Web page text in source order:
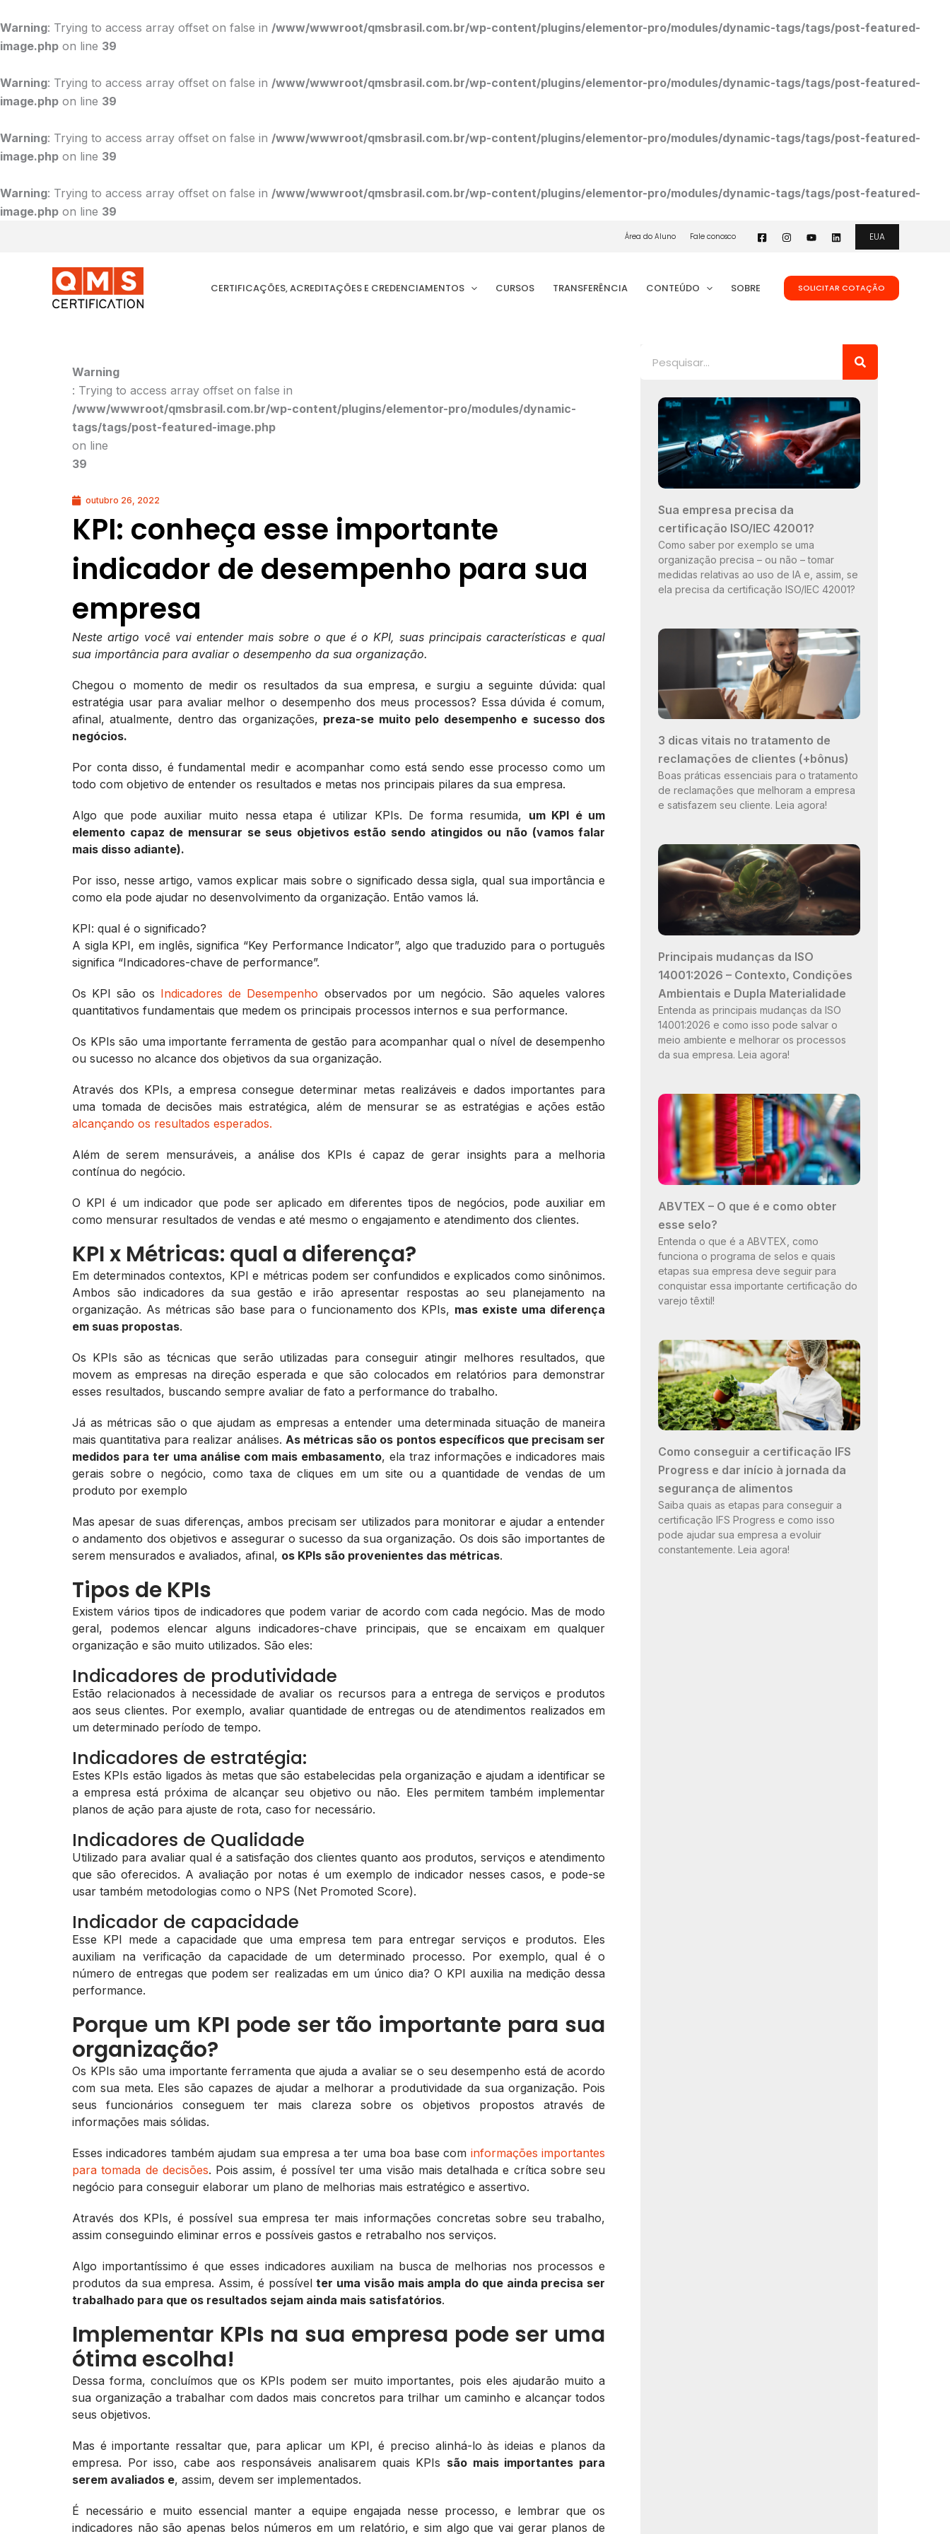
Warning: Trying to access array offset on false in /www/wwwroot/qmsbrasil.com.br/wp-content/plugins/elementor-pro/modules/dynamic-tags/tags/post-featured-
image.php on line 39
Warning: Trying to access array offset on false in /www/wwwroot/qmsbrasil.com.br/wp-content/plugins/elementor-pro/modules/dynamic-tags/tags/post-featured-
image.php on line 39
Warning: Trying to access array offset on false in /www/wwwroot/qmsbrasil.com.br/wp-content/plugins/elementor-pro/modules/dynamic-tags/tags/post-featured-
image.php on line 39
Warning: Trying to access array offset on false in /www/wwwroot/qmsbrasil.com.br/wp-content/plugins/elementor-pro/modules/dynamic-tags/tags/post-featured-
image.php on line 39
para
o
Área do Aluno Fale conosco EUA
CERTIFICAÇÕES, ACREDITAÇÕES E CREDENCIAMENTOS CURSOS TRANSFERÊNCIA CONTEÚDO SOBRE SOLICITAR COTAÇÃO
Warning
: Trying to access array offset on false in
/www/wwwroot/qmsbrasil.com.br/wp-content/plugins/elementor-pro/modules/dynamic-
tags/tags/post-featured-image.php
on line
39
outubro 26, 2022
KPI: conheça esse importante
indicador de desempenho para sua
empresa
Neste artigo você vai entender mais sobre o que é o KPI, suas principais características e qual
sua importância para avaliar o desempenho da sua organização.
Chegou o momento de medir os resultados da sua empresa, e surgiu a seguinte dúvida: qual
estratégia usar para avaliar melhor o desempenho dos meus processos? Essa dúvida é comum,
afinal, atualmente, dentro das organizações, preza-se muito pelo desempenho e sucesso dos
negócios.
Por conta disso, é fundamental medir e acompanhar como está sendo esse processo como um
todo com objetivo de entender os resultados e metas nos principais pilares da sua empresa.
Algo que pode auxiliar muito nessa etapa é utilizar KPIs. De forma resumida, um KPI é um
elemento capaz de mensurar se seus objetivos estão sendo atingidos ou não (vamos falar
mais disso adiante).
Por isso, nesse artigo, vamos explicar mais sobre o significado dessa sigla, qual sua importância e
como ela pode ajudar no desenvolvimento da organização. Então vamos lá.
KPI: qual é o significado?
A sigla KPI, em inglês, significa “Key Performance Indicator”, algo que traduzido para o português
significa “Indicadores-chave de performance”.
Os KPI são os Indicadores de Desempenho observados por um negócio. São aqueles valores
quantitativos fundamentais que medem os principais processos internos e sua performance.
Os KPIs são uma importante ferramenta de gestão para acompanhar qual o nível de desempenho
ou sucesso no alcance dos objetivos da sua organização.
Através dos KPIs, a empresa consegue determinar metas realizáveis e dados importantes para
uma tomada de decisões mais estratégica, além de mensurar se as estratégias e ações estão
alcançando os resultados esperados.
Além de serem mensuráveis, a análise dos KPIs é capaz de gerar insights para a melhoria
contínua do negócio.
O KPI é um indicador que pode ser aplicado em diferentes tipos de negócios, pode auxiliar em
como mensurar resultados de vendas e até mesmo o engajamento e atendimento dos clientes.
KPI x Métricas: qual a diferença?
Em determinados contextos, KPI e métricas podem ser confundidos e explicados como sinônimos.
Ambos são indicadores da sua gestão e irão apresentar respostas ao seu planejamento na
organização. As métricas são base para o funcionamento dos KPIs, mas existe uma diferença
em suas propostas.
Os KPIs são as técnicas que serão utilizadas para conseguir atingir melhores resultados, que
movem as empresas na direção esperada e que são colocados em relatórios para demonstrar
esses resultados, buscando sempre avaliar de fato a performance do trabalho.
Já as métricas são o que ajudam as empresas a entender uma determinada situação de maneira
mais quantitativa para realizar análises. As métricas são os pontos específicos que precisam ser
medidos para ter uma análise com mais embasamento, ela traz informações e indicadores mais
gerais sobre o negócio, como taxa de cliques em um site ou a quantidade de vendas de um
produto por exemplo
Mas apesar de suas diferenças, ambos precisam ser utilizados para monitorar e ajudar a entender
o andamento dos objetivos e assegurar o sucesso da sua organização. Os dois são importantes de
serem mensurados e avaliados, afinal, os KPIs são provenientes das métricas.
Tipos de KPIs
Existem vários tipos de indicadores que podem variar de acordo com cada negócio. Mas de modo
geral, podemos elencar alguns indicadores-chave principais, que se encaixam em qualquer
organização e são muito utilizados. São eles:
Indicadores de produtividade
Estão relacionados à necessidade de avaliar os recursos para a entrega de serviços e produtos
aos seus clientes. Por exemplo, avaliar quantidade de entregas ou de atendimentos realizados em
um determinado período de tempo.
Indicadores de estratégia:
Estes KPIs estão ligados às metas que são estabelecidas pela organização e ajudam a identificar se
a empresa está próxima de alcançar seu objetivo ou não. Eles permitem também implementar
planos de ação para ajuste de rota, caso for necessário.
Indicadores de Qualidade
Utilizado para avaliar qual é a satisfação dos clientes quanto aos produtos, serviços e atendimento
que são oferecidos. A avaliação por notas é um exemplo de indicador nesses casos, e pode-se
usar também metodologias como o NPS (Net Promoted Score).
Indicador de capacidade
Esse KPI mede a capacidade que uma empresa tem para entregar serviços e produtos. Eles
auxiliam na verificação da capacidade de um determinado processo. Por exemplo, qual é o
número de entregas que podem ser realizadas em um único dia? O KPI auxilia na medição dessa
performance.
Porque um KPI pode ser tão importante para sua
organização?
Os KPIs são uma importante ferramenta que ajuda a avaliar se o seu desempenho está de acordo
com sua meta. Eles são capazes de ajudar a melhorar a produtividade da sua organização. Pois
seus funcionários conseguem ter mais clareza sobre os objetivos propostos através de
informações mais sólidas.
Esses indicadores também ajudam sua empresa a ter uma boa base com informações importantes
para tomada de decisões. Pois assim, é possível ter uma visão mais detalhada e crítica sobre seu
negócio para conseguir elaborar um plano de melhorias mais estratégico e assertivo.
Através dos KPIs, é possível sua empresa ter mais informações concretas sobre seu trabalho,
assim conseguindo eliminar erros e possíveis gastos e retrabalho nos serviços.
Algo importantíssimo é que esses indicadores auxiliam na busca de melhorias nos processos e
produtos da sua empresa. Assim, é possívelter uma visão mais ampla do que ainda precisa ser
trabalhado para que os resultados sejam ainda mais satisfatórios.
Implementar KPIs na sua empresa pode ser uma
ótima escolha!
Dessa forma, concluímos que os KPIs podem ser muito importantes, pois eles ajudarão muito a
sua organização a trabalhar com dados mais concretos para trilhar um caminho e alcançar todos
seus objetivos.
Mas é importante ressaltar que, para aplicar um KPI, é preciso alinhá-lo às ideias e planos da
empresa. Por isso, cabe aos responsáveis analisarem quais KPIs são mais importantes para
serem avaliados e, assim, devem ser implementados.
É necessário e muito essencial manter a equipe engajada nesse processo, e lembrar que os
indicadores não são apenas belos números em um relatório, e sim algo que vai gerar planos de
Sua empresa precisa da
certificação ISO/IEC 42001?
Como saber por exemplo se uma
organização precisa – ou não – tomar
medidas relativas ao uso de IA e, assim, se
ela precisa da certificação ISO/IEC 42001?
3 dicas vitais no tratamento de
reclamações de clientes (+bônus)
Boas práticas essenciais para o tratamento
de reclamações que melhoram a empresa
e satisfazem seu cliente. Leia agora!
Principais mudanças da ISO
14001:2026 – Contexto, Condições
Ambientais e Dupla Materialidade
Entenda as principais mudanças da ISO
14001:2026 e como isso pode salvar o
meio ambiente e melhorar os processos
da sua empresa. Leia agora!
ABVTEX – O que é e como obter
esse selo?
Entenda o que é a ABVTEX, como
funciona o programa de selos e quais
etapas sua empresa deve seguir para
conquistar essa importante certificação do
varejo têxtil!
Como conseguir a certificação IFS
Progress e dar início à jornada da
segurança de alimentos
Saiba quais as etapas para conseguir a
certificação IFS Progress e como isso
pode ajudar sua empresa a evoluir
constantemente. Leia agora!